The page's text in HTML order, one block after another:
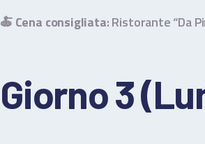
🍝Cena consigliata: Ristorante “Da
Giorno 3